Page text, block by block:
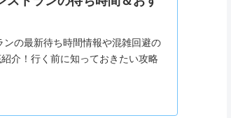
の最新待ち時間情報や混雑回避の
介！行く前に知っておきたい攻略